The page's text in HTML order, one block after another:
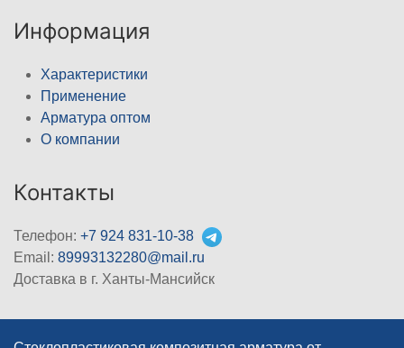
Информация
Характеристики
Применение
Арматура оптом
О компании
Контакты
Телефон: +7 924 831-10-38
Email: 89993132280@mail.ru
Доставка в г. Ханты-Мансийск